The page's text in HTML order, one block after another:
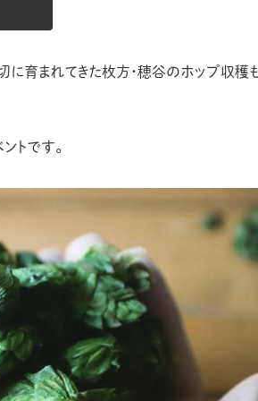
に育まれてきた枚方・穂谷のホップ収穫
トです。